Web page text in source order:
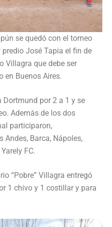
se quedó con el torneo
José Tapia el fin de
Villagra que debe ser
en Buenos Aires.
por 2 a 1 y se
Además de los dos
participaron,
Andes, Barca, Nápoles,
FC.
“Pobre” Villagra entregó
1 chivo y 1 costillar y para